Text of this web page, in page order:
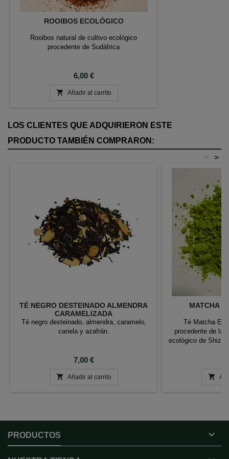
ROOIBOS ECOLÓGICO
Rooibos natural de cultivo ecológico
procedente de Sudáfrica
Precio
6,00 €
 Añadir al carrito
LOS CLIENTES QUE ADQUIRIERON ESTE
PRODUCTO TAMBIÉN COMPRARON:
>
<
TÉ NEGRO DESTEINADO ALMENDRA
CARAMELIZADA
Té negro desteinado, almendra, caramelo,
canela y azafrán.
Precio
7,00 €
 Añadir al carrito
MATCHA
Té Matcha
procedente de
ecológico de

PRODUCTOS 